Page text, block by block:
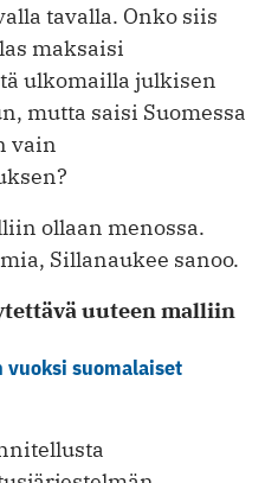
tavalla. Onko siis
maksaisi
ulkomailla julkisen
mutta saisi Suomessa
vain
ollaan menossa.
Sillanaukee sanoo.
uuteen malliin
vuoksi suomalaiset